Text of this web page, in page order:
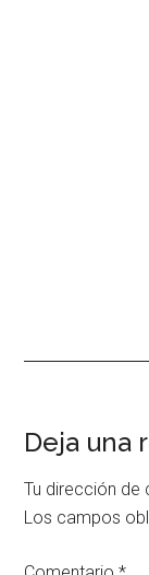
con
los
lectores
Deja una
Tu dirección de
Los campos